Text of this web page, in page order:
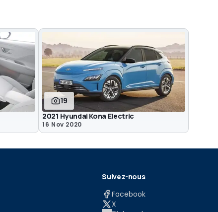
19
2021 Hyundai Kona Electric
16 Nov 2020
Suivez-nous
Facebook
X